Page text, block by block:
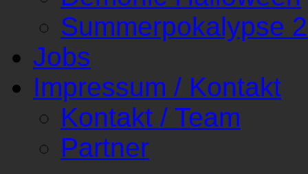
Summerpokalypse
Jobs
Impressum / Kontakt
Kontakt / Team
Partner